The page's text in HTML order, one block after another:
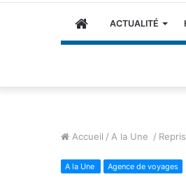
ACCUEILACTUALITÉ
Accueil / A la Une /
A la Une Agence de voyages